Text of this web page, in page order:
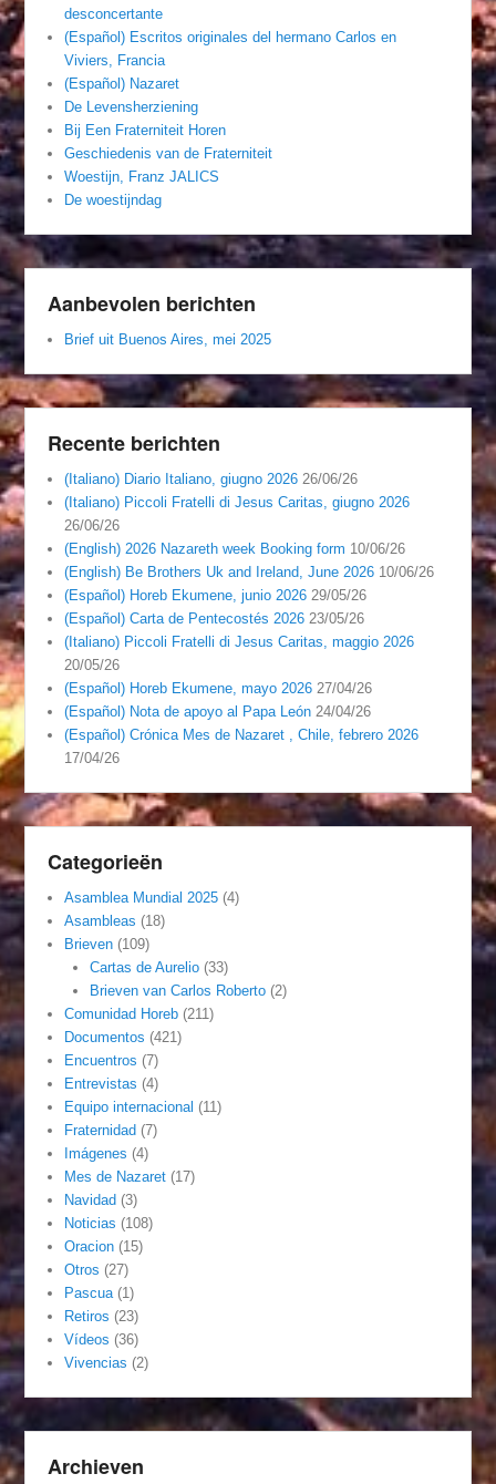
desconcertante
(Español) Escritos originales del hermano Carlos en
Viviers, Francia
(Español) Nazaret
De Levensherziening
Bij Een Fraterniteit Horen
Geschiedenis van de Fraterniteit
Woestijn, Franz JALICS
De woestijndag
Aanbevolen berichten
Brief uit Buenos Aires, mei 2025
Recente berichten
(Italiano) Diario Italiano, giugno 2026 26/06/26
(Italiano) Piccoli Fratelli di Jesus Caritas, giugno 2026
26/06/26
(English) 2026 Nazareth week Booking form 10/06/26
(English) Be Brothers Uk and Ireland, June 2026 10/06/26
(Español) Horeb Ekumene, junio 2026 29/05/26
(Español) Carta de Pentecostés 2026 23/05/26
(Italiano) Piccoli Fratelli di Jesus Caritas, maggio 2026
20/05/26
(Español) Horeb Ekumene, mayo 2026 27/04/26
(Español) Nota de apoyo al Papa León 24/04/26
(Español) Crónica Mes de Nazaret , Chile, febrero 2026
17/04/26
Categorieën
Asamblea Mundial 2025 (4)
Asambleas (18)
Brieven (109)
Cartas de Aurelio(33)
Brieven van Carlos Roberto(2)
Comunidad Horeb (211)
Documentos (421)
Encuentros (7)
Entrevistas (4)
Equipo internacional (11)
Fraternidad (7)
Imágenes (4)
Mes de Nazaret (17)
Navidad (3)
Noticias (108)
Oracion (15)
Otros (27)
Pascua (1)
Retiros (23)
Vídeos (36)
Vivencias (2)
Archieven